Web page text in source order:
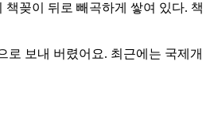
꽂이 뒤로 빼곡하게 쌓여 있다. 책
로 보내 버렸어요. 최근에는 국제개